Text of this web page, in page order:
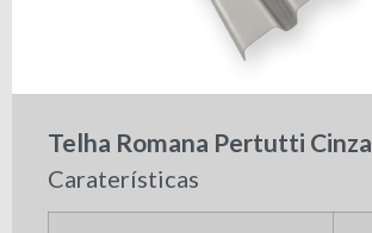
Telha Romana Pertutti Cinza
Caraterísticas